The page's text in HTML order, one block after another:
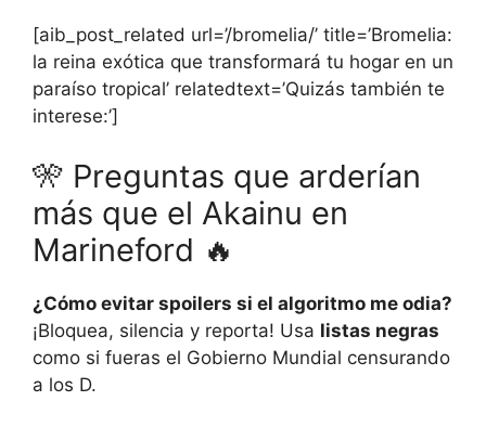
[aib_post_related url=’/bromelia/’ title=’Bromelia:
la reina exótica que transformará tu hogar en un
paraíso tropical’ relatedtext=’Quizás también te
interese:’]
🎌 Preguntas que arderían
más que el Akainu en
Marineford 🔥
¿Cómo evitar spoilers si el algoritmo me odia?
¡Bloquea, silencia y reporta! Usa listas negras
como si fueras el Gobierno Mundial censurando
a los D.